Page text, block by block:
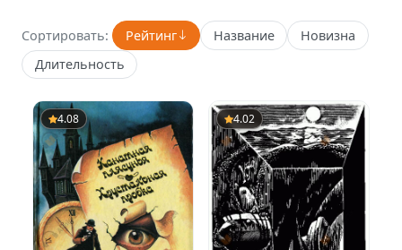
Сортировать: Рейтинг Название
Новизна
Длительность
4.08 4.02